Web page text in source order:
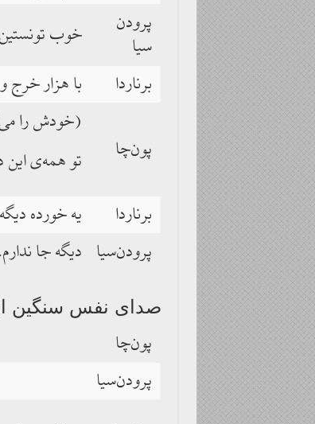
پرودن
سیا
خوب تونستین
برناردا
با هزار
پون‌چا
(خودش را
تو همه‌ی این
برناردا
یه خورده
پرودن‌سیا دیگه جا ندارم.
صدای نفس سنگین
پون‌چا
پرودن‌سیا